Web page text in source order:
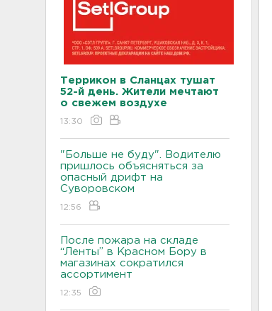
Террикон в Сланцах тушат
52-й день. Жители мечтают
о свежем воздухе
13:30
"Больше не буду". Водителю
пришлось объясняться за
опасный дрифт на
Суворовском
12:56
После пожара на складе
“Ленты” в Красном Бору в
магазинах сократился
ассортимент
12:35